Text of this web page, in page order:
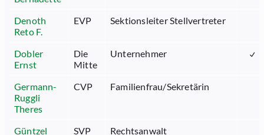
Denoth
Reto F.
EVP Sektionsleiter Stellvertreter
Dobler
Ernst
Die
Mitte
Unternehmer
Germann-
Ruggli
Theres
CVP Familienfrau/Sekretärin
Güntzel
SVP Rechtsanwalt